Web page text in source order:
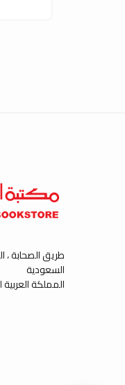
السعودية
المملكة